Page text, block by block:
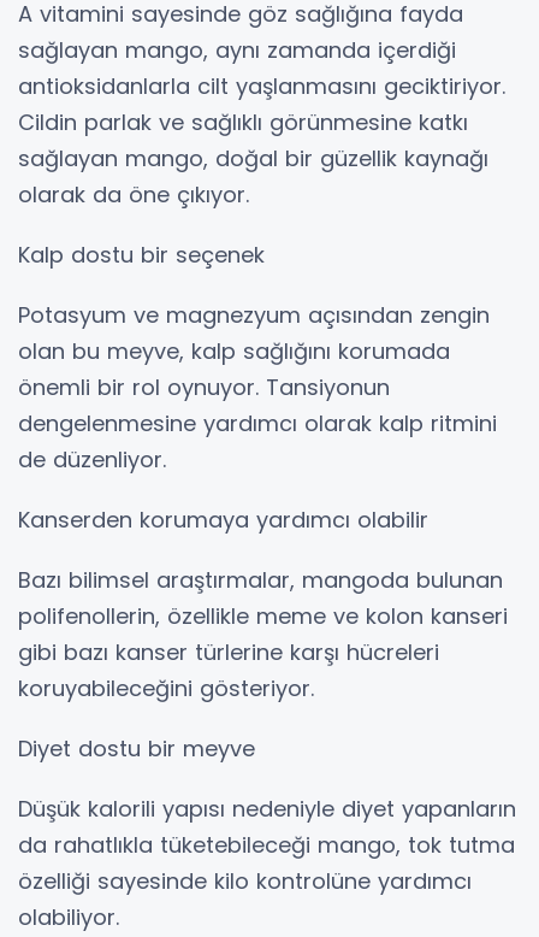
A vitamini sayesinde göz sağlığına fayda
sağlayan mango, aynı zamanda içerdiği
antioksidanlarla cilt yaşlanmasını geciktiriyor.
Cildin parlak ve sağlıklı görünmesine katkı
sağlayan mango, doğal bir güzellik kaynağı
olarak da öne çıkıyor.
Kalp dostu bir seçenek
Potasyum ve magnezyum açısından zengin
olan bu meyve, kalp sağlığını korumada
önemli bir rol oynuyor. Tansiyonun
dengelenmesine yardımcı olarak kalp ritmini
de düzenliyor.
Kanserden korumaya yardımcı olabilir
Bazı bilimsel araştırmalar, mangoda bulunan
polifenollerin, özellikle meme ve kolon kanseri
gibi bazı kanser türlerine karşı hücreleri
koruyabileceğini gösteriyor.
Diyet dostu bir meyve
Düşük kalorili yapısı nedeniyle diyet yapanların
da rahatlıkla tüketebileceği mango, tok tutma
özelliği sayesinde kilo kontrolüne yardımcı
olabiliyor.